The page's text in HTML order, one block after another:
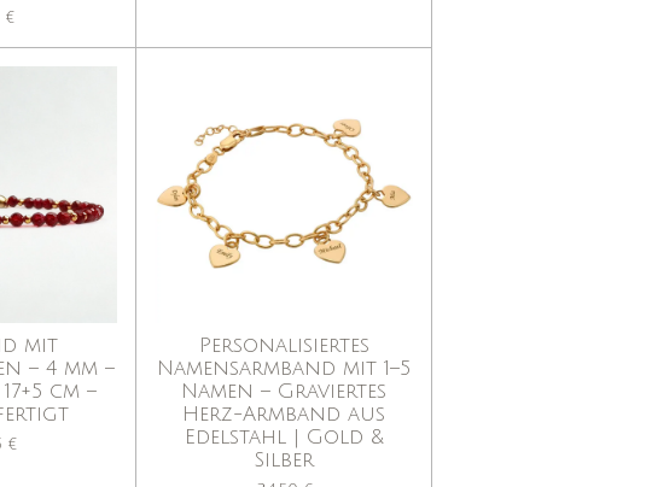
€
mit
– 4 mm –
cm –
€
Personalisiertes
Namensarmband mit 1–5
Namen – Graviertes
Herz-Armband aus
Edelstahl | Gold &
Silber